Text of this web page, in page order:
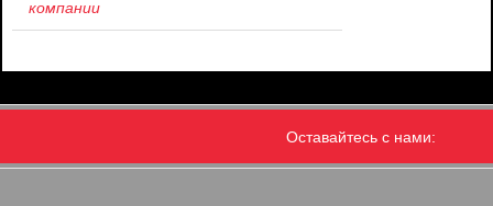
компании
Оставайтесь с нами: